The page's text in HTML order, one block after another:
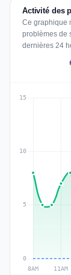
Activité des
Ce graphique
problèmes de
dernières 24